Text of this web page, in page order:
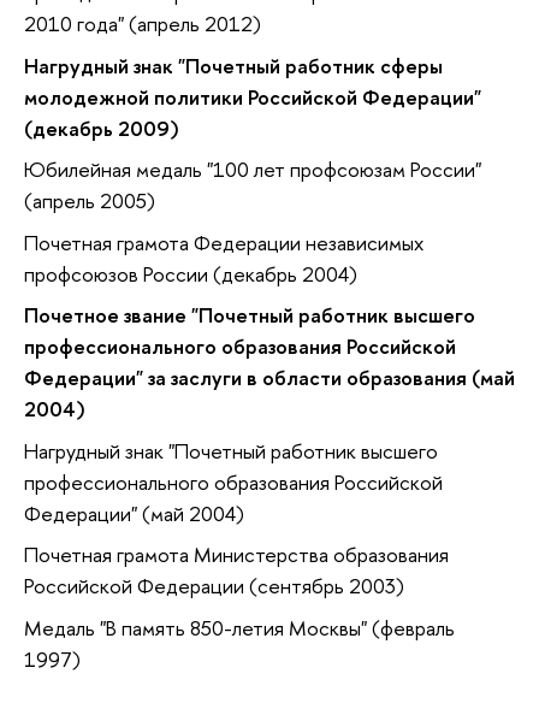
2010 года" (апрель 2012)
Нагрудный знак "Почетный работник сферы
молодежной политики Российской Федерации"
(декабрь 2009)
Юбилейная медаль "100 лет профсоюзам России"
(апрель 2005)
Почетная грамота Федерации независимых
профсоюзов России (декабрь 2004)
Почетное звание "Почетный работник высшего
профессионального образования Российской
Федерации" за заслуги в области образования (май
2004)
Нагрудный знак "Почетный работник высшего
профессионального образования Российской
Федерации" (май 2004)
Почетная грамота Министерства образования
Российской Федерации (сентябрь 2003)
Медаль "В память 850-летия Москвы" (февраль
1997)